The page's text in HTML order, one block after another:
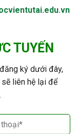
TUYẾN
ký dưới đây,
sẽ liên hệ lại để